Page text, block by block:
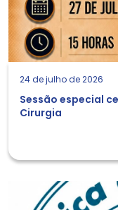
24 de julho de 2026
Sessão especial
Cirurgia